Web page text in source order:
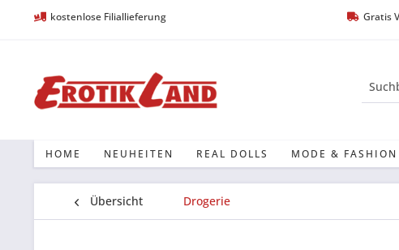
kostenlose Filiallieferung Gratis
HOME NEUHEITEN REAL DOLLS MODE & FASHION
Übersicht Drogerie